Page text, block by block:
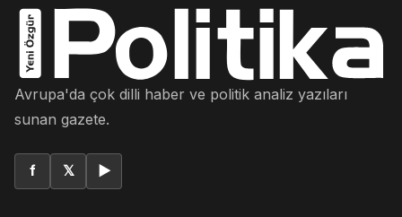
Avrupa'da çok dilli haber ve politik analiz yazıları
sunan gazete.
f 𝕏 ▶